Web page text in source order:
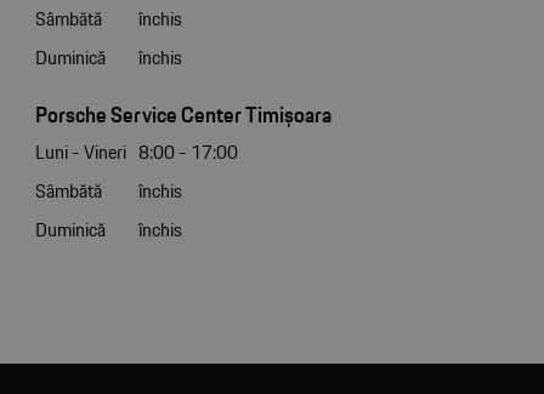
Sâmbătă
închis
Duminică
închis
Porsche Service Center Timișoara
Luni - Vineri 8:00 - 17:00
Sâmbătă
închis
Duminică
închis